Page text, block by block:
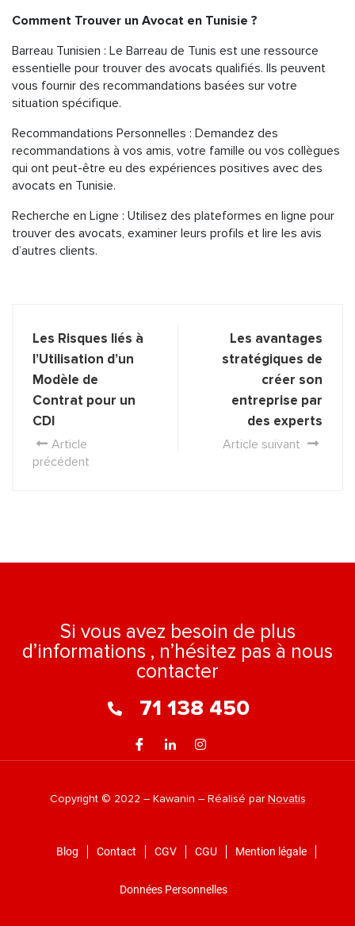
Comment Trouver un Avocat en Tunisie ?
Barreau Tunisien : Le Barreau de Tunis est une ressource
essentielle pour trouver des avocats qualifiés. Ils peuvent
vous fournir des recommandations basées sur votre
situation spécifique.
Recommandations Personnelles : Demandez des
recommandations à vos amis, votre famille ou vos collègues
qui ont peut-être eu des expériences positives avec des
avocats en Tunisie.
Recherche en Ligne : Utilisez des plateformes en ligne pour
trouver des avocats, examiner leurs profils et lire les avis
d’autres clients.
Les Risques liés à
l’Utilisation d’un
Modèle de
Contrat pour un
CDI
Article
précédent
Les avantages
stratégiques de
créer son
entreprise par
des experts
Article suivant
Si vous avez besoin de plus
d’informations , n’hésitez pas à nous
contacter
71 138 450
Copyright © 2022 – Kawanin – Réalisé parNovatis
Blog Contact CGV CGU Mention légale
Données Personnelles